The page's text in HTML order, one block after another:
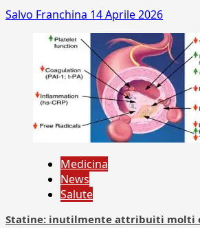
Salvo Franchina 14 Aprile 2026
Medicina
News
Salute
Statine: inutilmente attribuiti molti